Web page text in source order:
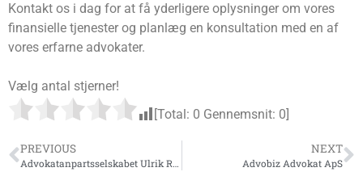
Kontakt os i dag for at få yderligere oplysninger om vores
finansielle tjenester og planlæg en konsultation med en af
vores erfarne advokater.
Vælg antal stjerner!
[Total: 0 Gennemsnit: 0
PREVIOUS
Advokatanpartsselskabet Ulrik Rasmussen
NEXT
Advobiz Advokat ApS